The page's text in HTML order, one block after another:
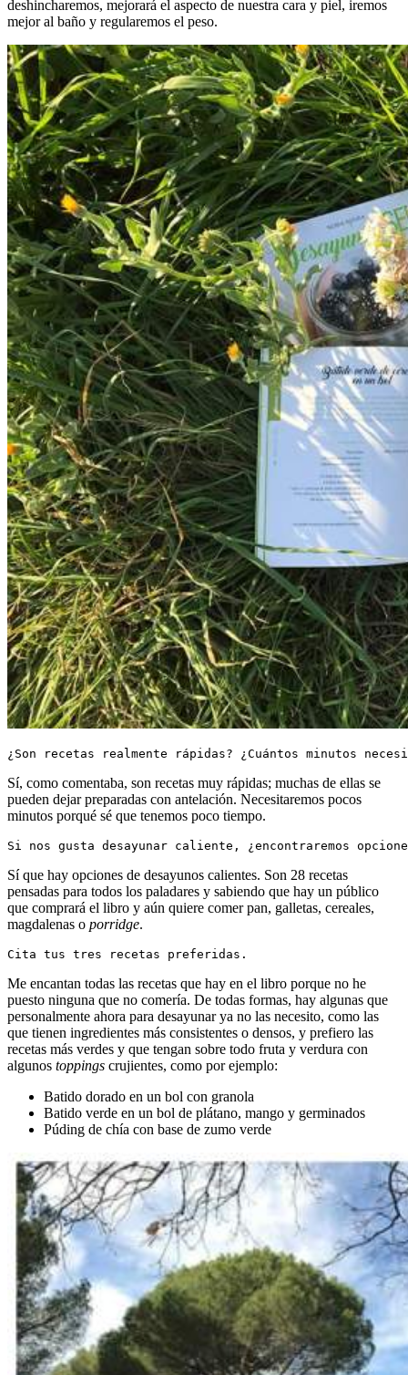
deshincharemos, mejorará el aspecto de nuestra cara y piel, iremos
mejor al baño y regularemos el peso.
¿Son recetas realmente rápidas? ¿Cuántos minutos
Sí, como comentaba, son recetas muy rápidas; muchas de ellas se
pueden dejar preparadas con antelación. Necesitaremos pocos
minutos porqué sé que tenemos poco tiempo.
Si nos gusta desayunar caliente, ¿encontraremos
Sí que hay opciones de desayunos calientes. Son 28 recetas
pensadas para todos los paladares y sabiendo que hay un público
que comprará el libro y aún quiere comer pan, galletas, cereales,
magdalenas o porridge.
Cita tus tres recetas preferidas.
Me encantan todas las recetas que hay en el libro porque no he
puesto ninguna que no comería. De todas formas, hay algunas que
personalmente ahora para desayunar ya no las necesito, como las
que tienen ingredientes más consistentes o densos, y prefiero las
recetas más verdes y que tengan sobre todo fruta y verdura con
algunos toppings crujientes, como por ejemplo:
Batido dorado en un bol con granola
Batido verde en un bol de plátano, mango y germinados
Púding de chía con base de zumo verde